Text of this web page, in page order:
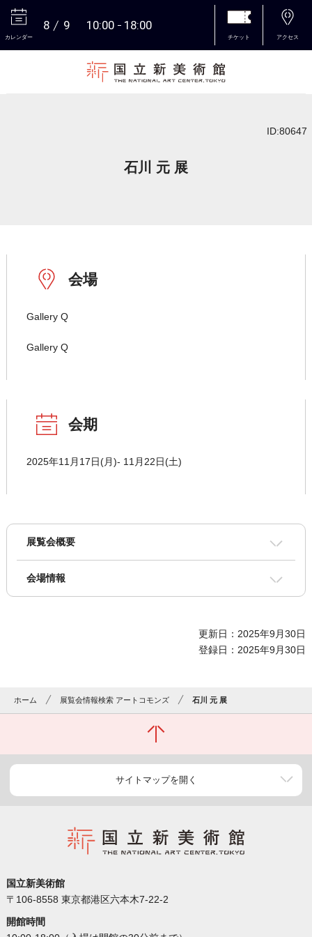
カレンダー
8 9 10:00 18:00
チケット アクセス
ID:80647
石川 元 展
会場
Gallery Q
Gallery Q
会期
2025年11月17日(月)- 11月22日(土)
展覧会概要
会場情報
更新日：2025年9月30日
登録日：2025年9月30日
ホーム 展覧会情報検索 アートコモンズ 石川 元 展
サイトマップを開く
国立新美術館
〒106-8558 東京都港区六本木7-22-2
開館時間